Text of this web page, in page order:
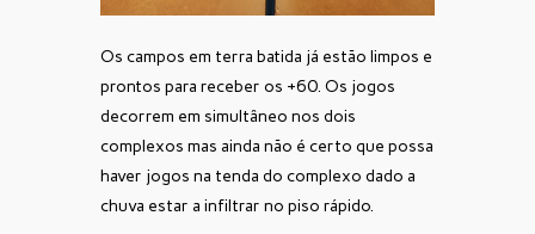
Os campos em terra batida já estão limpos e
prontos para receber os +60. Os jogos
decorrem em simultâneo nos dois
complexos mas ainda não é certo que possa
haver jogos na tenda do complexo dado a
chuva estar a infiltrar no piso rápido.